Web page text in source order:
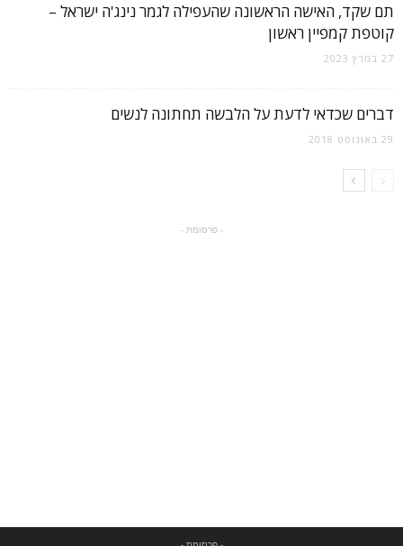
תם שקד, האישה הראשונה שהעפילה לגמר נינג'ה ישראל –
קוטפת קמפיין ראשון
27 במרץ 2023
דברים שכדאי לדעת על הלבשה תחתונה לנשים
29 באוגוסט 2018
- פרסומת -